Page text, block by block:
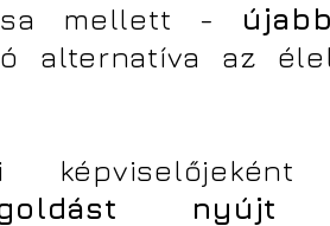
mellett -
alternatíva az
képviselőjeként
nyújt